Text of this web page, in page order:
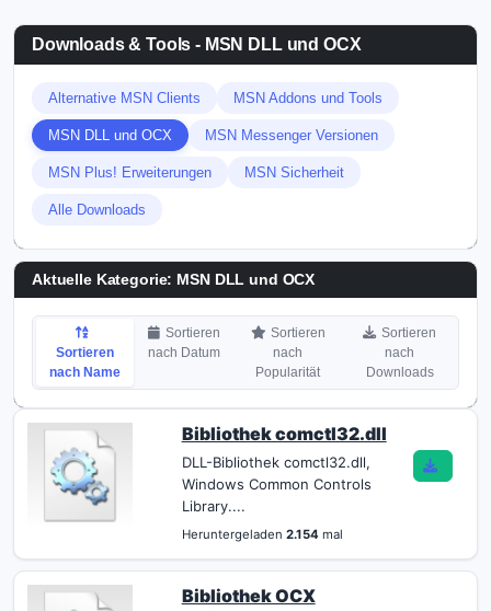
Downloads & Tools - MSN DLL und OCX
Alternative MSN Clients MSN Addons und Tools
MSN DLL und OCX MSN Messenger Versionen
MSN Plus! Erweiterungen MSN Sicherheit
Alle Downloads
Aktuelle Kategorie: MSN DLL und OCX
Sortieren
nach Name
Sortieren
nach Datum
Sortieren
nach
Popularität
Sortieren
nach
Downloads
Bibliothek comctl32.dll
DLL-Bibliothek comctl32.dll,
Windows Common Controls
Library....
Heruntergeladen 2.154mal
Bibliothek OCX